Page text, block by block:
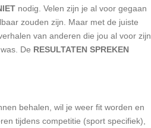
nodig. Velen zijn je al voor gegaan
zouden zijn. Maar met de juiste
van anderen die jou al voor zijn
De RESULTATEN SPREKEN
behalen, wil je weer fit worden en
tijdens competitie (sport specifiek),